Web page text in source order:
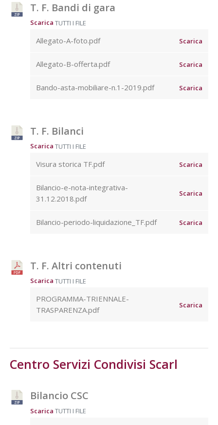
T. F. Bandi di gara
Scarica TUTTI I FILE
Allegato-A-foto.pdf Scarica
Allegato-B-offerta.pdf Scarica
Bando-asta-mobiliare-n.1-2019.pdf Scarica
T. F. Bilanci
Scarica TUTTI I FILE
Visura storica TF.pdf Scarica
Bilancio-e-nota-integrativa-
31.12.2018.pdf
Scarica
Bilancio-periodo-liquidazione_TF.pdf Scarica
T. F. Altri contenuti
Scarica TUTTI I FILE
PROGRAMMA-TRIENNALE-
TRASPARENZA.pdf
Scarica
Centro Servizi Condivisi Scarl
Bilancio CSC
Scarica TUTTI I FILE